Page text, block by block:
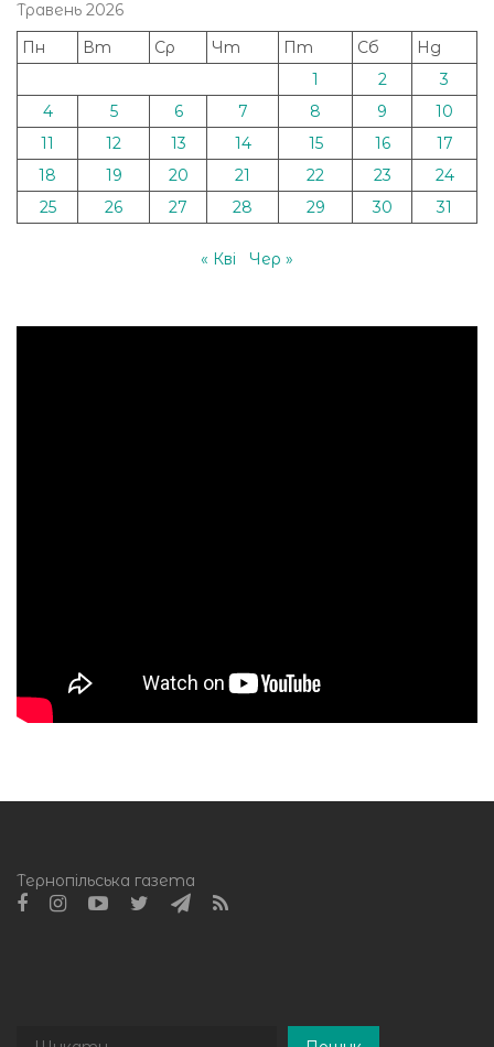
Травень 2026
Пн
Вт Ср Чт Пт Сб
Нд
1
2
3
4
5 6 7 8 9
10
11
12 13 14 15 16
17
18
19 20 21 22 23
24
25
26 27 28 29 30 31
« Кві Чер »
Тернопільська газета
Пошук